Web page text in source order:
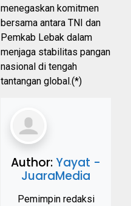
menegaskan komitmen
bersama antara TNI dan
Pemkab Lebak dalam
menjaga stabilitas pangan
nasional di tengah
tantangan global.(*)
Author:Yayat -
JuaraMedia
Pemimpin redaksi